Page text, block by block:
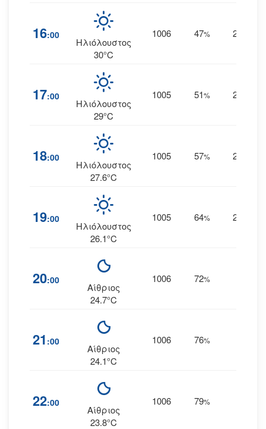
16:00
Ηλιόλουστος
30°C
1006 47% 24
17:00
Ηλιόλουστος
29°C
1005 51% 23
18:00
Ηλιόλουστος
27.6°C
1005 57% 23
19:00
Ηλιόλουστος
26.1°C
1005 64% 20
20:00
Αίθριος
24.7°C
1006 72%
21 :00
Αίθριος
24.1°C
1006 76%
22:00
Αίθριος
23.8°C
1006 79%